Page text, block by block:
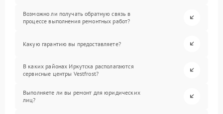
Возможно ли получать обратную связь в
процессе выполнения ремонтных работ?
Какую гарантию вы предоставляете?
В каких районах Иркутска располагаются
сервисные центры Vestfrost?
Выполняете ли вы ремонт для юридических
лиц?